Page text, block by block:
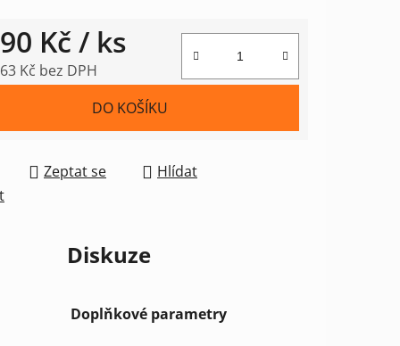
Kč / ks
Kč bez DPH
DO KOŠÍKU
Zeptat se
Hlídat
Diskuze
Doplňkové parametry